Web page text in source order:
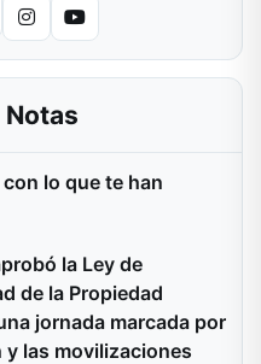
lo que te han
la Ley de
de la Propiedad
jornada marcada por
y las movilizaciones